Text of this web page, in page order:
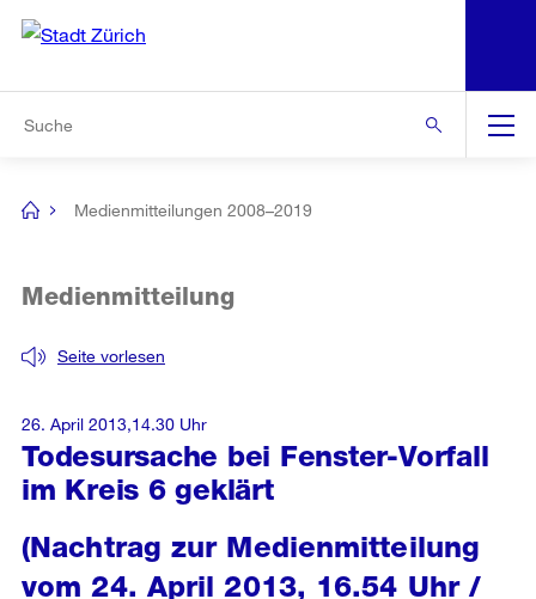
Navigation
[no
Medienmitteilungen 2008–2019
Todesursache bei Fenster-Vorfall
im Kreis 6 geklärt
Seite vorlesen
Medienmitteilung
(Nachtrag zur Medienmitteilung
vom 24. April 2013, 16.54 Uhr /
26. April 2013,14.30 Uhr